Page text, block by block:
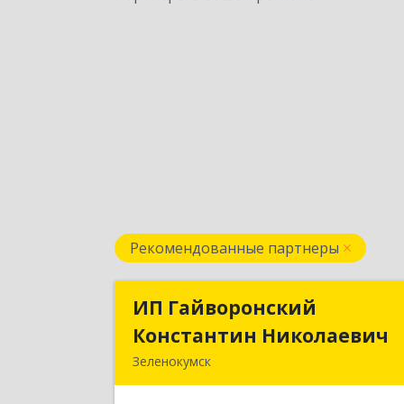
Рекомендованные партнеры
ИП Гайворонский
Константин Николаевич
Зеленокумск
ИП Гайворонский
Константин Николаевич